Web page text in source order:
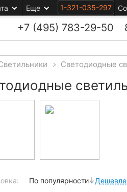
Еще 1-321-035-297
+7 (495) 783-29-50
> Светодиодные
По популярности Дешевле